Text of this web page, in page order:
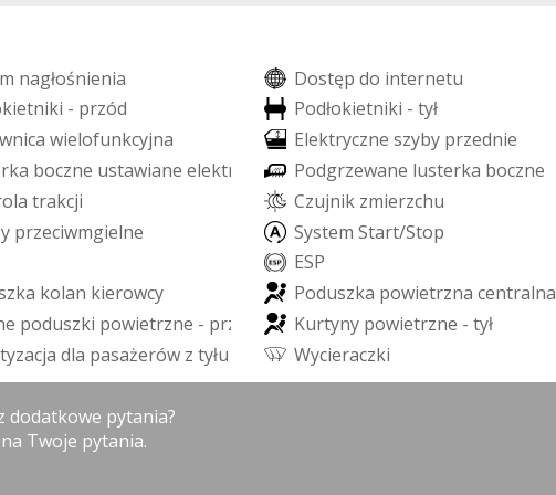
m nagłośnienia Dostęp do internetu
kietniki - przód Podłokietniki - tył
wnica wielofunkcyjna Elektryczne szyby przednie
rka boczne ustawiane elektr nie Podgrzewane lusterka boczne
ola trakcji Czujnik zmierzchu
y przeciwmgielne System Start/Stop
ESP
zka kolan kierowcy Poduszka powietrzna centralna
e poduszki powietrzne - prz Kurtyny powietrzne - tył
tyzacja dla pasażerów z tyłu Wycieraczki
dodatkowe pytania?
Twoje pytania.